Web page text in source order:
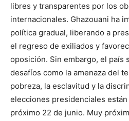
libres y transparentes por los
internacionales. Ghazouani ha
política gradual, liberando a
el regreso de exiliados y
oposición. Sin embargo, el país
desafíos como la amenaza del
pobreza, la esclavitud y la
elecciones presidenciales
próximo 22 de junio. Muy